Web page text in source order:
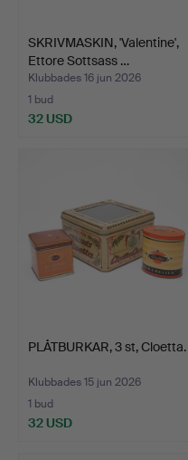
SKRIVMASKIN, 'Valentine',
Ettore Sottsass …
Klubbades 16 jun 2026
1 bud
32 USD
PLÅTBURKAR, 3 st, Cloetta.
Klubbades 15 jun 2026
1 bud
32 USD